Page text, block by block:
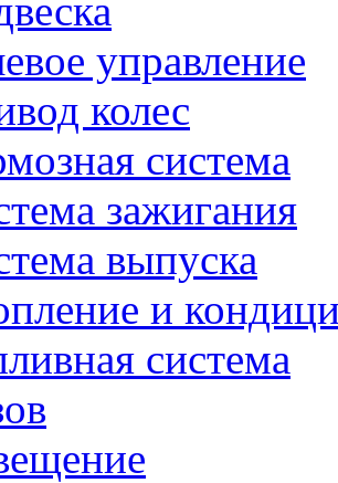
управление
колес
система
зажигания
выпуска
и
система